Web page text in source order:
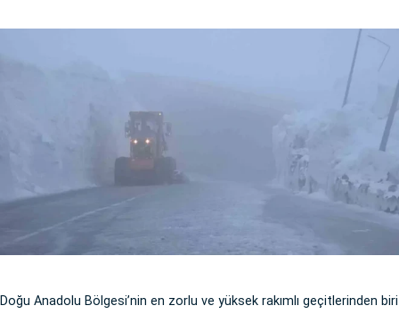
Doğu Anadolu Bölgesi’nin en zorlu ve yüksek rakımlı geçitlerinden biri